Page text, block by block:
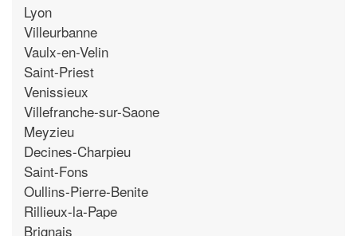
Lyon
Villeurbanne
Vaulx-en-Velin
Saint-Priest
Venissieux
Villefranche-sur-Saone
Meyzieu
Decines-Charpieu
Saint-Fons
Oullins-Pierre-Benite
Rillieux-la-Pape
Brignais